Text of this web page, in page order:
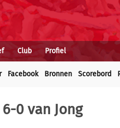
Club Profiel
Facebook Bronnen Scorebord
0 van Jong